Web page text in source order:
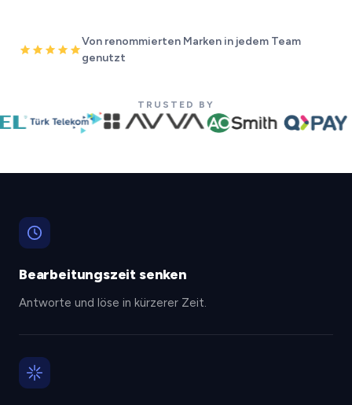
Von renommierten Marken in jedem Team
genutzt
TRUSTED BY
Bearbeitungszeit senken
Antworte und löse in kürzerer Zeit.